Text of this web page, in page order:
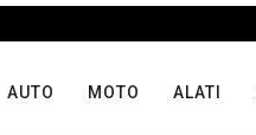
Iskoristite
AUTO MOTO ALATI